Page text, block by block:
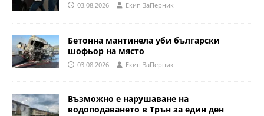
03.08.2026 Eкип ЗаПерник
Бетонна мантинела уби български
шофьор на място
03.08.2026 Eкип ЗаПерник
Възможно е нарушаване на
водоподаването в Трън за един ден